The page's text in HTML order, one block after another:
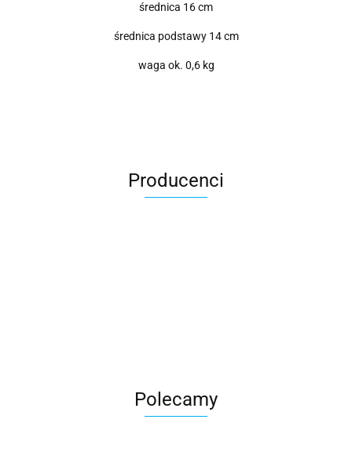
średnica 16 cm
średnica podstawy 14 cm
waga ok. 0,6 kg
Producenci
Polecamy